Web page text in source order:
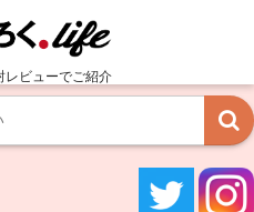
レビューでご紹介